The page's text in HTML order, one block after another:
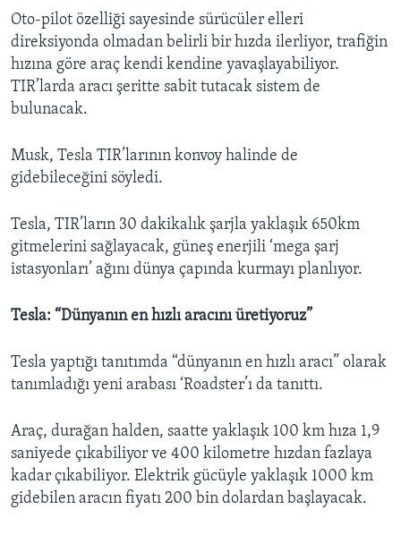
Oto-pilot özelliği sayesinde sürücüler elleri
direksiyonda olmadan belirli bir hızda ilerliyor, trafiğin
hızına göre araç kendi kendine yavaşlayabiliyor.
TIR’larda aracı şeritte sabit tutacak sistem de
bulunacak.
Musk, Tesla TIR’larının konvoy halinde de
gidebileceğini söyledi.
Tesla, TIR’ların 30 dakikalık şarjla yaklaşık 650km
gitmelerini sağlayacak, güneş enerjili ‘mega şarj
istasyonları’ ağını dünya çapında kurmayı planlıyor.
Tesla: “Dünyanın en hızlı aracını üretiyoruz”
Tesla yaptığı tanıtımda “dünyanın en hızlı aracı” olarak
tanımladığı yeni arabası ‘Roadster’ı da tanıttı.
Araç, durağan halden, saatte yaklaşık 100 km hıza 1,9
saniyede çıkabiliyor ve 400 kilometre hızdan fazlaya
kadar çıkabiliyor. Elektrik gücüyle yaklaşık 1000 km
gidebilen aracın fiyatı 200 bin dolardan başlayacak.